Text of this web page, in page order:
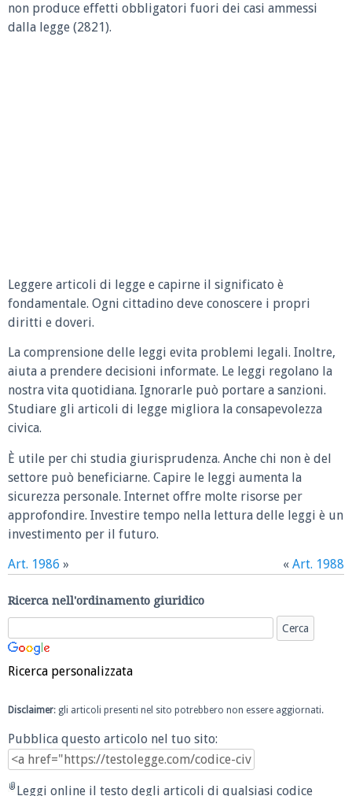
non produce effetti obbligatori fuori dei casi ammessi
dalla legge (2821).
Leggere articoli di legge e capirne il significato è
fondamentale. Ogni cittadino deve conoscere i propri
diritti e doveri.
La comprensione delle leggi evita problemi legali. Inoltre,
aiuta a prendere decisioni informate. Le leggi regolano la
nostra vita quotidiana. Ignorarle può portare a sanzioni.
Studiare gli articoli di legge migliora la consapevolezza
civica.
È utile per chi studia giurisprudenza. Anche chi non è del
settore può beneficiarne. Capire le leggi aumenta la
sicurezza personale. Internet offre molte risorse per
approfondire. Investire tempo nella lettura delle leggi è un
investimento per il futuro.
Art. 1986 » « Art. 1988
Ricerca nell'ordinamento giuridico
Ricerca personalizzata
Disclaimer: gli articoli presenti nel sito potrebbero non essere aggiornati.
Pubblica questo articolo nel tuo sito:
Leggi online il testo degli articoli di qualsiasi codice